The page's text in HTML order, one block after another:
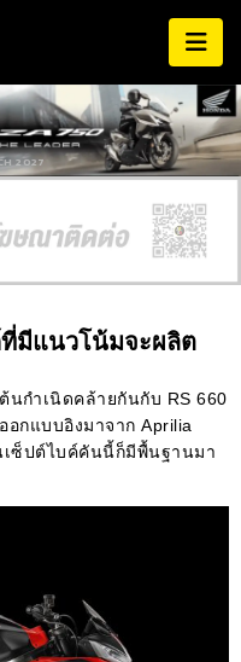
2027
ที่มีแนวโน้มจะผลิต
นกำเนิดคล้ายกันกับ RS 660
กแบบอิงมาจาก Aprilia
เซ็ปต์ไบค์คันนี้ก็มีพื้นฐานมา